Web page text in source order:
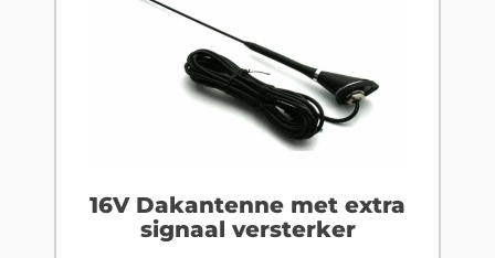
16V Dakantenne met extra
signaal versterker